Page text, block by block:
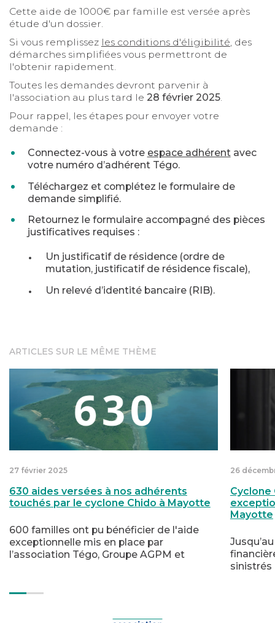
Cette aide de 1000€ par famille est versée après
étude d'un dossier.
Si vous remplissez les conditions d'éligibilité, des
démarches simplifiées vous permettront de
l'obtenir rapidement.
Toutes les demandes devront parvenir à
l'association au plus tard le 28 février 2025.
Pour rappel, les étapes pour envoyer votre
demande :
Connectez-vous à votre espace adhérentavec
votre numéro d’adhérent Tégo.
Téléchargez et complétez le formulaire de
demande simplifié.
Retournez le formulaire accompagné des pièces
justificatives requises :
Un justificatif de résidence (ordre de
mutation, justificatif de résidence fiscale),
Un relevé d’identité bancaire (RIB).
ARTICLES SUR LE MÊME THÈME
pour les adhérents Tégo à Mayotte
630 aides versées à nos adhérents touchés par le
27 février 2025
630 aides versées à nos adhérents
touchés par le cyclone Chido à Mayotte
600 familles ont pu bénéficier de l'aide
exceptionnelle mis en place par
l’association Tégo, Groupe AGPM et
26
Cyclone
Mayotte
sinistrés